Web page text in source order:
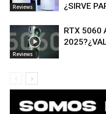
Reviews
¿SIRVE
Reviews
RTX 5060